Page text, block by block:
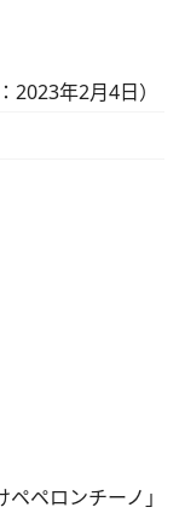
年2月4日）
ペロンチーノ」